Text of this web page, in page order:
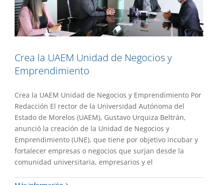
Crea la UAEM Unidad de Negocios y
Emprendimiento
Crea la UAEM Unidad de Negocios y Emprendimiento Por
Redacción El rector de la Universidad Autónoma del
Estado de Morelos (UAEM), Gustavo Urquiza Beltrán,
anunció la creación de la Unidad de Negocios y
Emprendimiento (UNE), que tiene por objetivo incubar y
fortalecer empresas o negocios que surjan desde la
comunidad universitaria, empresarios y el